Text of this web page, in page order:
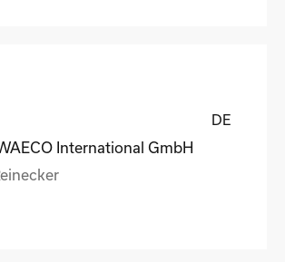
DE
International GmbH